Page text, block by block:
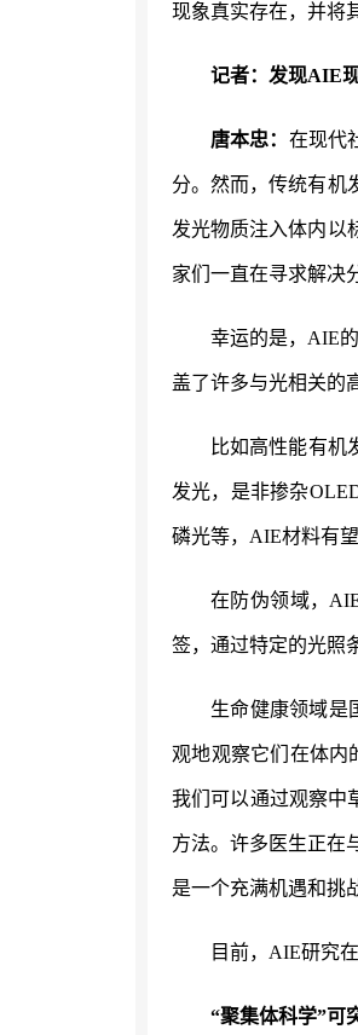
现象真实存在，并将
记者：发现AIE
唐本忠： 在现代
分。然而，传统有机
发光物质注入体内以
家们一直在寻求解决
幸运的是， AIE
盖了许多与光相关的
比如高性能有机
发光，是非掺杂
磷光等，AIE材料有
在防伪领域，
签，通过特定的光照
生命健康领域是
观地观察它们在体内
我们可以通过观察中
方法。许多医生正在
是一个充满机遇和挑
目前， AIE研究
“聚集体科学”可